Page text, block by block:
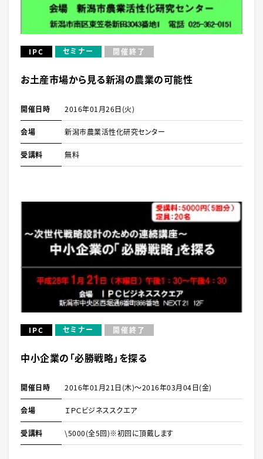
IPC セミナー 開催終了
お土産市場から見る新潟の農業の可能性
開催日時 2016年01月26日(火)
会場 新潟市農業活性化研究センター
受講料 無料
IPC セミナー 開催終了
中小企業の「必勝戦略」を探る
開催日時 2016年01月21日(木)～2016年03月04日(金)
会場 ＩＰＣビジネススクエア
受講料 \5000(全5回)※初回に頂戴します